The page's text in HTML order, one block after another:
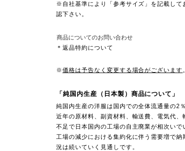
※自社基準により「参考サイズ」を記載して
認下さい。
商品についてのお問い合わせ
＊返品特約について
※価格は予告なく変更する場合がございます
「純国内生産（日本製）商品について」
純国内生産の洋服は国内での全体流通量の2
近年の原材料、副資材料、輸送費、電気代
不足で日本国内の工場の自主廃業が相次いで
工場の減少における集約化に伴う需要増で
況は続いていく見通しです。